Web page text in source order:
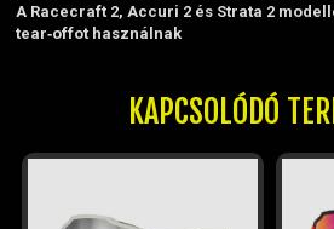
A Racecraft 2, Accuri 2 és Strata 2
tear‑offot használnak
KAPCSOLÓDÓ